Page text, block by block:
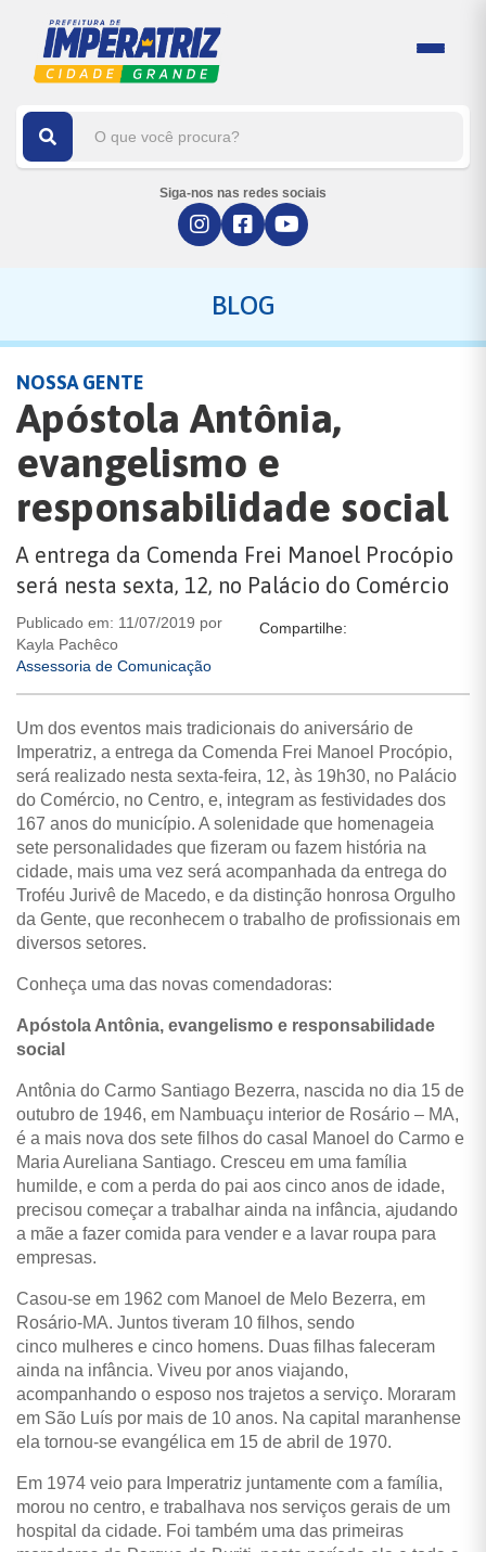
Siga-nos nas redes sociais
BLOG
NOSSA GENTE
Apóstola Antônia,
evangelismo e
responsabilidade social
A entrega da Comenda Frei Manoel Procópio
será nesta sexta, 12, no Palácio do Comércio
Publicado em: 11/07/2019 por
Kayla Pachêco
Assessoria de Comunicação
Compartilhe:
Um dos eventos mais tradicionais do aniversário de
Imperatriz, a entrega da Comenda Frei Manoel Procópio,
será realizado nesta sexta-feira, 12, às 19h30, no Palácio
do Comércio, no Centro, e, integram as festividades dos
167 anos do município. A solenidade que homenageia
sete personalidades que fizeram ou fazem história na
cidade, mais uma vez será acompanhada da entrega do
Troféu Jurivê de Macedo, e da distinção honrosa Orgulho
da Gente, que reconhecem o trabalho de profissionais em
diversos setores.
Conheça uma das novas comendadoras:
Apóstola Antônia, evangelismo e responsabilidade
social
Antônia do Carmo Santiago Bezerra, nascida no dia 15 de
outubro de 1946, em Nambuaçu interior de Rosário – MA,
é a mais nova dos sete filhos do casal Manoel do Carmo e
Maria Aureliana Santiago. Cresceu em uma família
humilde, e com a perda do pai aos cinco anos de idade,
precisou começar a trabalhar ainda na infância, ajudando
a mãe a fazer comida para vender e a lavar roupa para
empresas.
Casou-se em 1962 com Manoel de Melo Bezerra, em
Rosário-MA. Juntos tiveram 10 filhos, sendo
cinco mulheres e cinco homens. Duas filhas faleceram
ainda na infância. Viveu por anos viajando,
acompanhando o esposo nos trajetos a serviço. Moraram
em São Luís por mais de 10 anos. Na capital maranhense
ela tornou-se evangélica em 15 de abril de 1970.
Em 1974 veio para Imperatriz juntamente com a família,
morou no centro, e trabalhava nos serviços gerais de um
hospital da cidade. Foi também uma das primeiras